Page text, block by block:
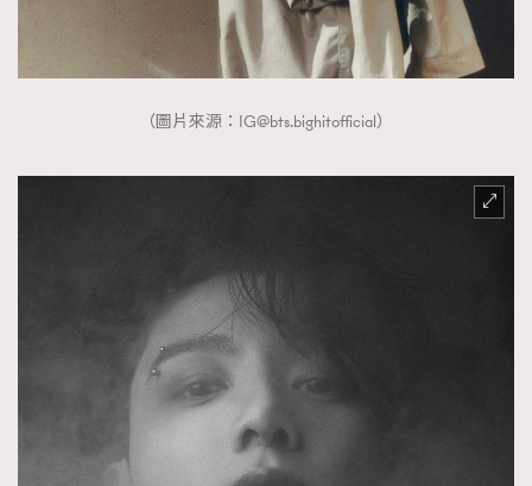
（圖片來源： IG@bts.bighitofficial）